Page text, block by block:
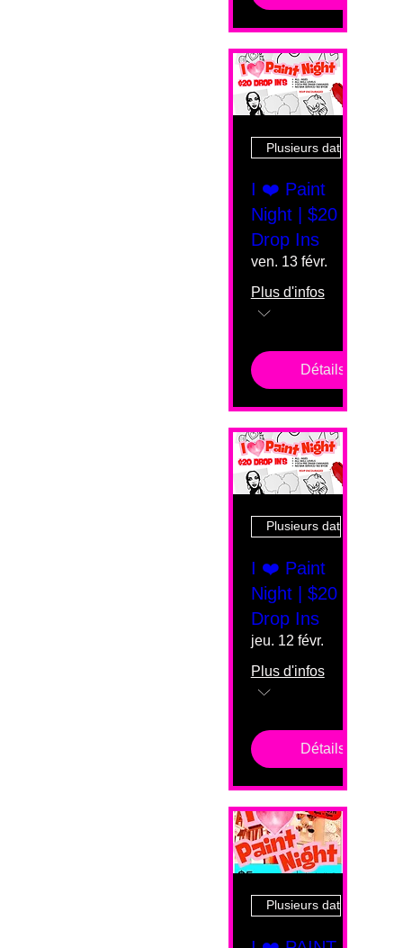
Plusieurs dates
I ❤️ Paint
Night | $20
Drop Ins
ven. 13 févr.
Plus d'infos
Détails
Plusieurs dates
I ❤️ Paint
Night | $20
Drop Ins
jeu. 12 févr.
Plus d'infos
Détails
Plusieurs dates